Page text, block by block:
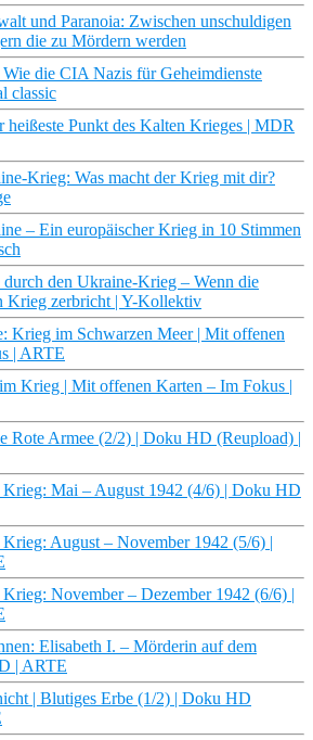
und Paranoia: Zwischen unschuldigen
die zu Mördern werden
die CIA Nazis für Geheimdienste
classic
heißeste Punkt des Kalten Krieges | MDR
Krieg: Was macht der Krieg mit dir?
– Ein europäischer Krieg in 10 Stimmen
den Ukraine-Krieg – Wenn die
Krieg zerbricht | Y-Kollektiv
Krieg im Schwarzen Meer | Mit offenen
| ARTE
Krieg | Mit offenen Karten – Im Fokus |
Rote Armee (2/2) | Doku HD (Reupload) |
Krieg: Mai – August 1942 (4/6) | Doku HD
August – November 1942 (5/6) |
November – Dezember 1942 (6/6) |
Elisabeth I. – Mörderin auf dem
| ARTE
| Blutiges Erbe (1/2) | Doku HD